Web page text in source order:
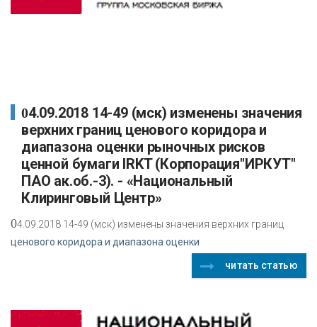
04.09.2018 14-49 (мск) изменены значения
верхних границ ценового коридора и
диапазона оценки рыночных рисков
ценной бумаги IRKT (Корпорация"ИРКУТ"
ПАО ак.об.-3). - «Национальный
Клиринговый Центр»
04.09.2018 14-49 (мск) изменены значения верхних границ
ценового коридора и диапазона оценки
читать статью